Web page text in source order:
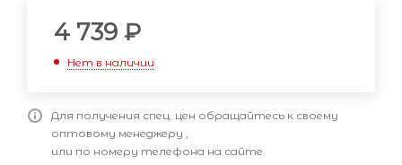
4 739 ₽
Нет в наличии
Для получения спец. цен обращайтесь к своему
оптовому менеджеру ,
или по номеру телефона на сайте